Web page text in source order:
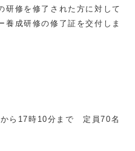
研修を修了された方に対して
養成研修の修了証を交付しま
時10分まで 定員70名